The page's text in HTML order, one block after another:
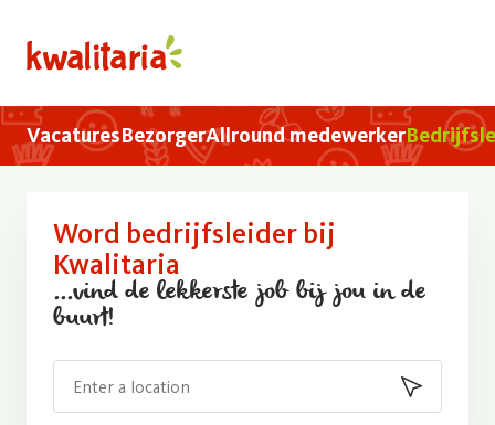
home
Hoofdnavigatie
VacaturesBezorgerAllround medewerker
Word bedrijfsleider bij
Kwalitaria
...vind de lekkerste job bij jou in de
buurt!
Main CTA